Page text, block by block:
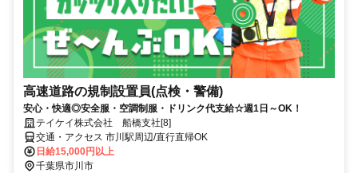
高速道路の規制設置員(点検・警備)
安心・快適◎安全服・空調制服・ドリンク代支給☆週1日～OK！
テイケイ株式会社 船橋支社[8]
交通・アクセス 市川駅周辺/直行直帰OK
日給15,000円以上
千葉県市川市